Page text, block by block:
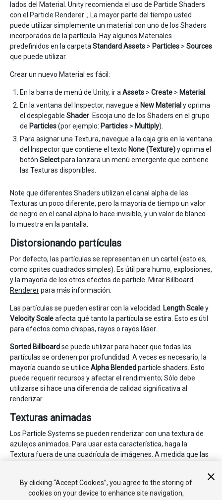
lados del Material. Unity recomienda el uso de Particle Shaders
con el Particle Renderer .; La mayor parte del tiempo usted
puede utilizar simplemente un material con uno de los Shaders
incorporados de la partícula. Hay algunos Materiales
predefinidos en la carpetaStandard Assets > Particles > Sources
que puede utilizar.
Crear un nuevo Material es fácil:
En la barra de menú de Unity, ir aAssets > Create > Material.
En la ventana del Inspector, navegue a New Material y oprima
el desplegable Shader. Escoja uno de los Shaders en el grupo
de Particles(por ejemplo: Particles > Multiply).
Para asignar una Textura, navegue a la caja gris en la ventana
del Inspector que contiene el texto None (Texture)y oprima el
botón Selectpara lanzara un menú emergente que contiene
las Texturas disponibles.
Note que diferentes Shaders utilizan el canal alpha de las
Texturas un poco diferente, pero la mayoría de tiempo un valor
de negro en el canal alpha lo hace invisible, y un valor de blanco
lo muestra en la pantalla.
Distorsionando partículas
Por defecto, las partículas se representan en un cartel (esto es,
como sprites cuadrados simples). Es útil para humo, explosiones,
y la mayoría de los otros efectos de particle. Mirar Billboard
Rendererpara más información.
Las partículas se pueden estirar con la velocidad. Length Scaley
Velocity Scaleafecta qué tanto la partícula se estira. Esto es útil
para efectos como chispas, rayos o rayos láser.
Sorted Billboardse puede utilizar para hacer que todas las
partículas se ordenen por profundidad. A veces es necesario, la
mayoría cuando se utilice Alpha Blendedparticle shaders. Esto
puede requerir recursos y afectar el rendimiento; Sólo debe
utilizarse si hace una diferencia de calidad significativa al
renderizar.
Texturas animadas
Los Particle Systems se pueden renderizar con una textura de
azulejos animados. Para usar esta característica, haga la
Textura fuera de una cuadrícula de imágenes. A medida que las
pequeños pedazos rotatorios de escombros.
By clicking “Accept Cookies”, you agree to the storing of
cookies on your device to enhance site navigation,